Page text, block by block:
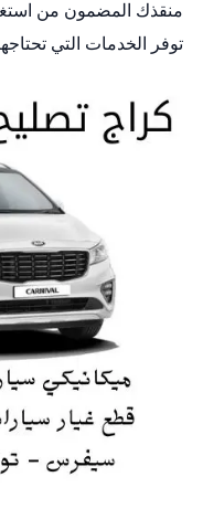
منقذك المضمون من
توفر الخدمات التي